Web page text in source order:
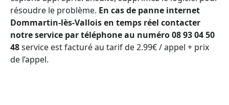
résoudre le problème. En cas de panne internet
Dommartin-lès-Vallois en temps réel contacter
notre service par téléphone au numéro 08 93 04 50
48service est facturé au tarif de 2.99€ / appel + prix
de l’appel.